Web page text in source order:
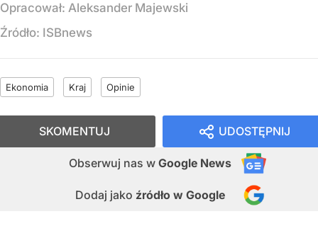
Opracował: Aleksander Majewski
Źródło: ISBnews
Ekonomia Kraj Opinie
UDOSTĘPNIJ
Obserwuj nas w Google News
Dodaj jako źródło w Google
SKOMENTUJ